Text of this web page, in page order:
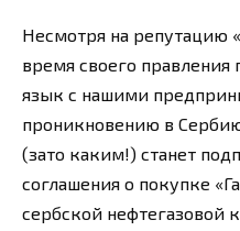
Несмотря на репутацию
время своего
язык с нашими
проникновению в
(зато каким!) станет
соглашения о покупке
сербской нефтегазовой